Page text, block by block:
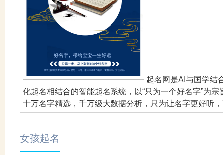
起名网是AI与国学结
化起名相结合的智能起名系统，以“只为一个好名字”为
十万名字精选，千万级大数据分析，只为让名字更好听
女孩起名